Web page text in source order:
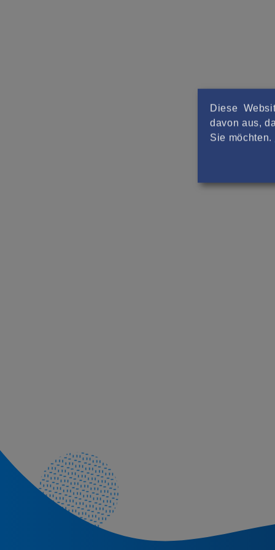
Diese
davon aus,
Sie möchten.